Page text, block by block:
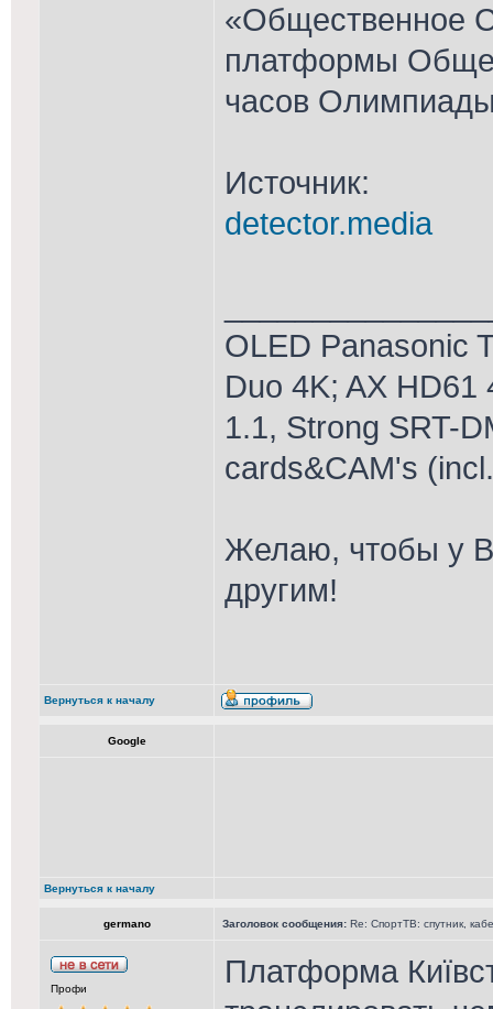
«Общественное
платформы
часов
Источник:
detector.media
OLED Panasonic
Duo 4K; AX HD61
1.1, Strong SRT-
cards&CAM's
Желаю, чтобы у
другим!
Вернуться к началу
Google
Вернуться к началу
germano Заголовок сообщения: Re: СпортТВ: спутник,
Профи
Платформа